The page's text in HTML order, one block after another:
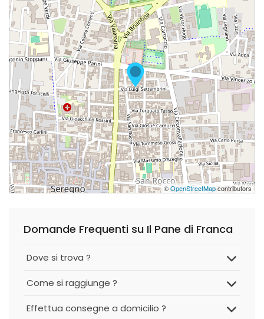
©OpenStreetMapcontributors
Domande Frequenti su Il Pane di Franca
Dove si trova ?
Come si raggiunge ?
Effettua consegne a domicilio ?